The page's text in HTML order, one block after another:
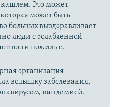
кашлем. Это может
может быть
больных выздоравливает;
люди с ослабленной
пожилые.
организация
вспышку заболевания,
пандемией.